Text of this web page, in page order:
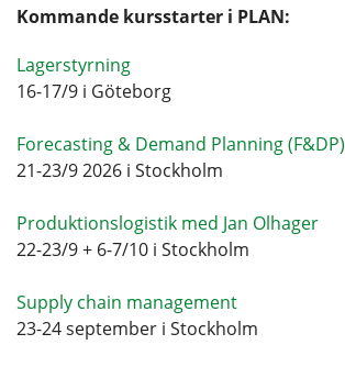
Kommande kursstarter i PLAN:
Lagerstyrning
16-17/9 i Göteborg
Forecasting & Demand Planning (F&DP)
21-23/9 2026 i Stockholm
Produktionslogistik med Jan Olhager
22-23/9 + 6-7/10 i Stockholm
Supply chain management
23-24 september i Stockholm